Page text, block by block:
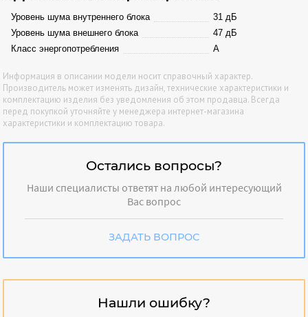
Уровень шума внутреннего блока
31 дБ
Уровень шума внешнего блока
47 дБ
Класс энергопотребления
A
Информация в описании модели носит справочный характер.
Производитель может изменять дизайн, технические характеристики и
комплектацию изделия без уведомления об этом продавца. Всегда
перед покупкой уточняйте у менеджера интернет-магазина
характеристики и комплектацию товара.
Остались вопросы?
Наши специалисты ответят на любой интересующий
Вас вопрос
ЗАДАТЬ ВОПРОС
Нашли ошибку?